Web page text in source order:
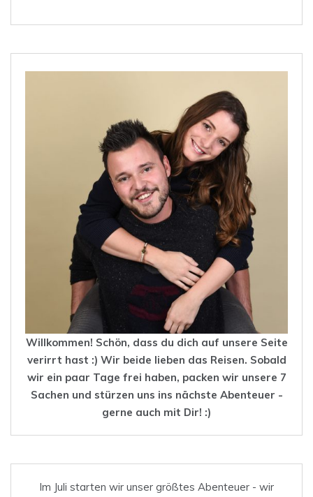
Willkommen! Schön, dass du dich auf unsere Seite
verirrt hast :) Wir beide lieben das Reisen. Sobald
wir ein paar Tage frei haben, packen wir unsere 7
Sachen und stürzen uns ins nächste Abenteuer -
gerne auch mit Dir! :)
Im Juli starten wir unser größtes Abenteuer - wir